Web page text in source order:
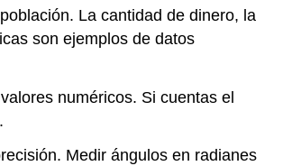
La cantidad de dinero, la
son ejemplos de datos
numéricos. Si cuentas el
Medir ángulos en radianes